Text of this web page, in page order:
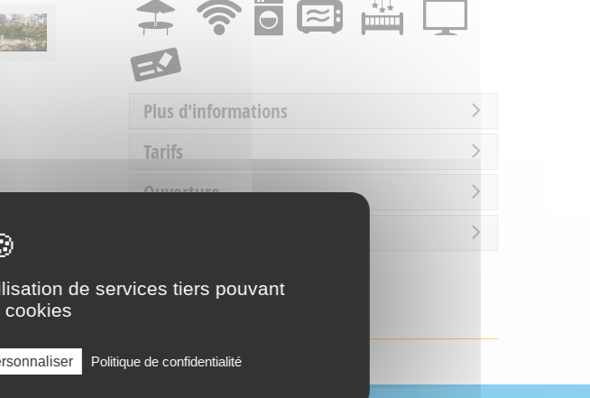
Plus d'informations
Tarifs
Ouverture
RÉSERVATION DIRECTE
de services tiers pouvant
cookies
Politique de confidentialité